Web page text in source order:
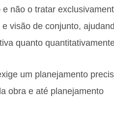
não o tratar
visão de conjunto,
quanto
um planejamento
obra e até planejamento